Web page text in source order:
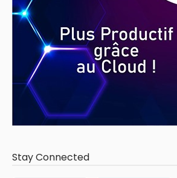
Stay Connected